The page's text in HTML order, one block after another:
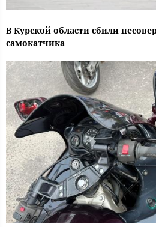
В Курской области сбили
самокатчика